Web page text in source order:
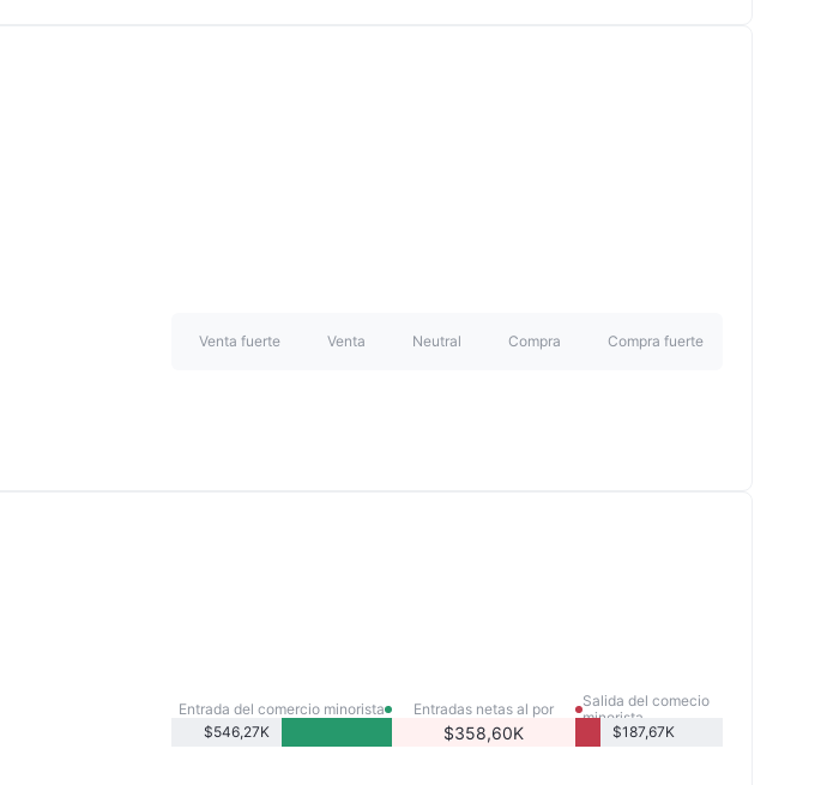
Venta fuerte Venta Neutral Compra Compra fuerte
Entrada del comercio minorista
$546,27K
Entradas netas al por
menor
$358,60K
Salida del comecio
minorista
$187,67K